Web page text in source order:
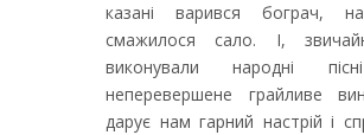
казані варився бограч,
смажилося сало. І,
виконували народні
неперевершене грайливе
дарує нам гарний настрій і